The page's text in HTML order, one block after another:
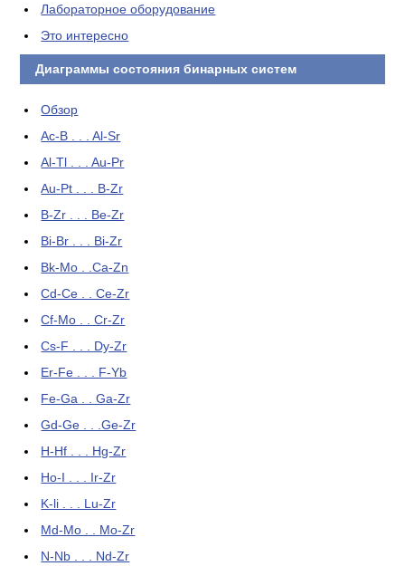
Лабораторное оборудование
Это интересно
Диаграммы состояния бинарных систем
Обзор
Ac-B . . . Al-Sr
Al-Tl . . . Au-Pr
Au-Pt . . . B-Zr
B-Zr . . . Be-Zr
Bi-Br . . . Bi-Zr
Bk-Mo . .Ca-Zn
Cd-Ce . . Ce-Zr
Cf-Mo . . Cr-Zr
Cs-F . . . Dy-Zr
Er-Fe . . . F-Yb
Fe-Ga . . Ga-Zr
Gd-Ge . . .Ge-Zr
H-Hf . . . Hg-Zr
Ho-I . . . Ir-Zr
K-li . . . Lu-Zr
Md-Mo . . Mo-Zr
N-Nb . . . Nd-Zr